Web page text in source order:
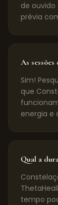
de ouvido
prévia
As
Sim!
que
energia e
Qual a
tempo